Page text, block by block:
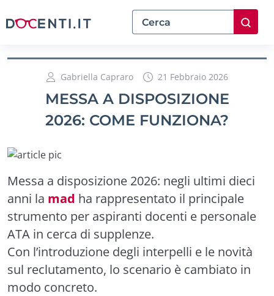
Gabriella Capraro 21 Febbraio 2026
MESSA A DISPOSIZIONE
2026: COME FUNZIONA?
Messa a disposizione 2026: negli ultimi dieci
anni la mad ha rappresentato il principale
strumento per aspiranti docenti e personale
ATA in cerca di supplenze.
Con l’introduzione degli interpelli e le novità
sul reclutamento, lo scenario è cambiato in
modo concreto.